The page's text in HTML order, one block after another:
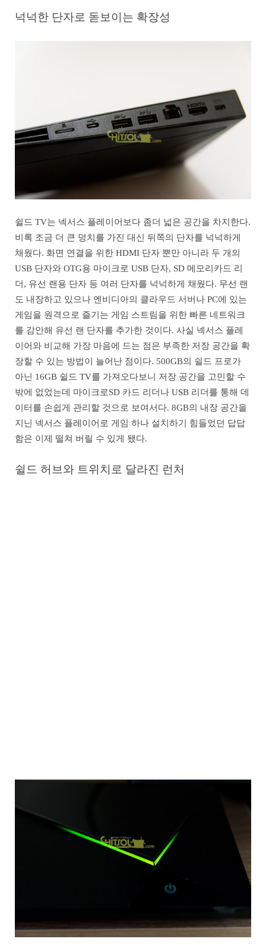
넉넉한 단자로 돋보이는 확장성
쉴드 TV는 넥서스 플레이어보다 좀더 넓은 공간을 차지한다.
비록 조금 더 큰 덩치를 가진 대신 뒤쪽의 단자를 넉넉하게
채웠다. 화면 연결을 위한 HDMI 단자 뿐만 아니라 두 개의
USB 단자와 OTG용 마이크로 USB 단자, SD 메모리카드 리
더, 유선 랜용 단자 등 여러 단자를 넉넉하게 채웠다. 무선 랜
도 내장하고 있으나 엔비디아의 클라우드 서버나 PC에 있는
게임을 원격으로 즐기는 게임 스트림을 위한 빠른 네트워크
를 감안해 유선 랜 단자를 추가한 것이다. 사실 넥서스 플레
이어와 비교해 가장 마음에 드는 점은 부족한 저장 공간을 확
장할 수 있는 방법이 늘어난 점이다. 500GB의 쉴드 프로가
아닌 16GB 쉴드 TV를 가져오다보니 저장 공간을 고민할 수
밖에 없었는데 마이크로SD 카드 리더나 USB 리더를 통해 데
이터를 손쉽게 관리할 것으로 보여서다. 8GB의 내장 공간을
지닌 넥서스 플레이어로 게임 하나 설치하기 힘들었던 답답
함은 이제 떨쳐 버릴 수 있게 됐다.
쉴드 허브와 트위치로 달라진 런처